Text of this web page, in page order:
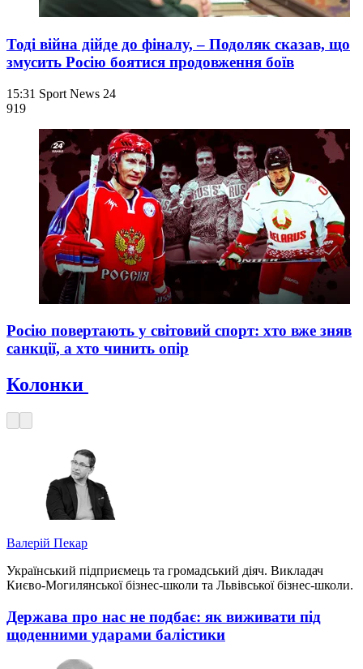
Тоді війна дійде до фіналу, – Подоляк сказав, що
змусить Росію боятися продовження боїв
15:31 Sport News 24
919
Росію повертають у світовий спорт: хто вже зняв
санкції, а хто чинить опір
Колонки
Валерій Пекар
Український підприємець та громадський діяч. Викладач
Києво-Могилянської бізнес-школи та Львівської бізнес-школи.
Держава про нас не подбає: як виживати під
щоденними ударами балістики